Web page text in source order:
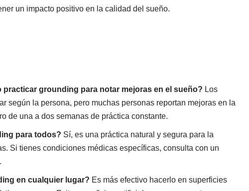
un impacto positivo en la calidad del sueño.
practicar grounding para notar mejoras en el sueño? Los
según la persona, pero muchas personas reportan mejoras en la
de una a dos semanas de práctica constante.
para todos? Sí, es una práctica natural y segura para la
Si tienes condiciones médicas específicas, consulta con un
en cualquier lugar? Es más efectivo hacerlo en superficies